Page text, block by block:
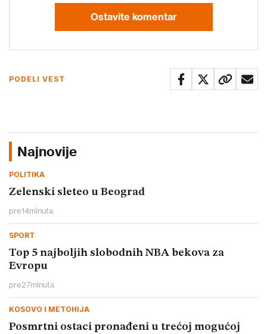
Ostavite komentar
PODELI VEST
Najnovije
POLITIKA
Zelenski sleteo u Beograd
pre14minuta
SPORT
Top 5 najboljih slobodnih NBA bekova za
Evropu
pre27minuta
KOSOVO I METOHIJA
Posmrtni ostaci pronađeni u trećoj mogućoj